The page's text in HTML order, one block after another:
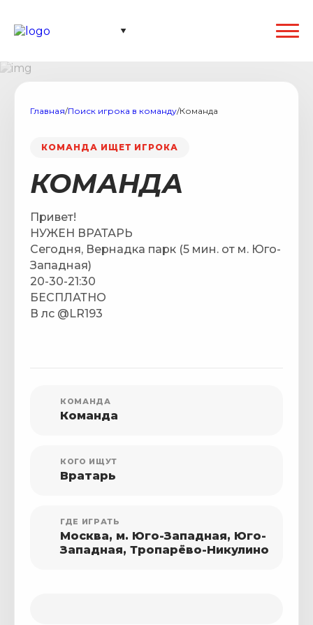
Главная/Поиск игрока в команду/Команда
КОМАНДА ИЩЕТ ИГРОКА
КОМАНДА
Привет!
НУЖЕН ВРАТАРЬ
Сегодня, Вернадка парк (5 мин. от м. Юго-
Западная)
20-30-21:30
БЕСПЛАТНО
В лс @LR193
КОМАНДА
Команда
КОГО ИЩУТ
Вратарь
ГДЕ ИГРАТЬ
Москва, м. Юго-Западная, Юго-
Западная, Тропарёво-Никулино